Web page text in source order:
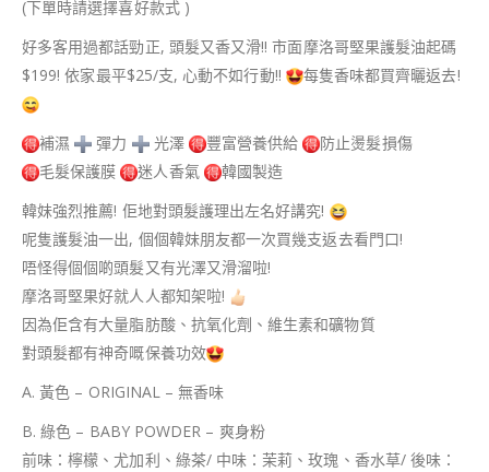
(下單時請選擇喜好款式 )
好多客用過都話勁正, 頭髮又香又滑!! 市面摩洛哥堅果護髮油起碼
$199! 依家最平$25/支, 心動不如行動!!
每隻香味都買齊曬返去!
補濕 彈力 光澤 豐富營養供給
防止燙髮損傷
毛髮保護膜
迷人香氣
韓國製造
韓妹強烈推薦! 佢地對頭髮護理出左名好講究!
呢隻護髮油一出, 個個韓妹朋友都一次買幾支返去看門口!
唔怪得個個啲頭髮又有光澤又滑溜啦!
摩洛哥堅果好就人人都知架啦!
因為佢含有大量脂肪酸、抗氧化劑、維生素和礦物質
對頭髮都有神奇嘅保養功效
A. 黃色 – ORIGINAL – 無香味
B. 綠色 – BABY POWDER – 爽身粉
前味：檸檬、尤加利、綠茶/ 中味：茉莉、玫瑰、香水草/ 後味：